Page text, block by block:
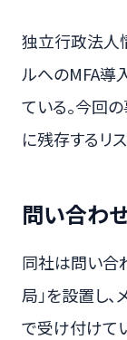
独立行政法人
ルへのMFA導
ている。今回
に残存するリ
問い合わ
同社は問い合
局」を設置し
で受け付けて